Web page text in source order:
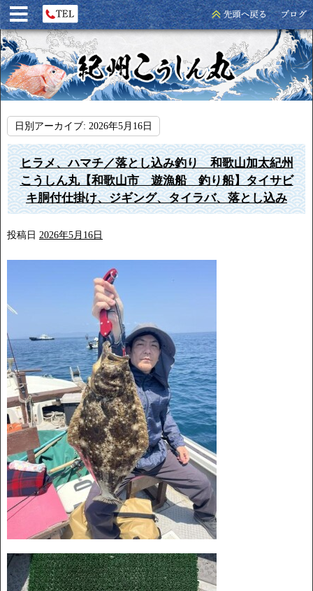
日別アーカイブ: 2026年5月16日
ヒラメ、ハマチ／落とし込み釣り 和歌山加太紀州
こうしん丸【和歌山市 遊漁船 釣り船】タイサビ
キ胴付仕掛け、ジギング、タイラバ、落とし込み
投稿日 2026年5月16日